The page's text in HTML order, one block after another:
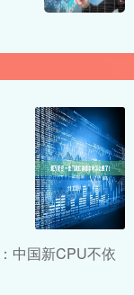
中国新CPU不依